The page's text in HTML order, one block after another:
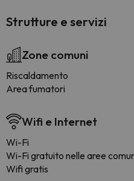
Strutture e servizi
Zone comuni
Riscaldamento
Area fumatori
Wifi e Internet
Wi-Fi
Wi-Fi gratuito nelle aree
Wifi gratis